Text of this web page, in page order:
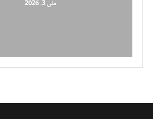
مئی 3, 2026